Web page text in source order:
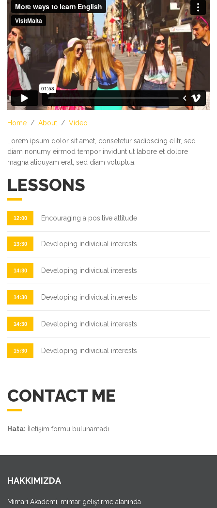
Home / About / Video
Lorem ipsum dolor sit amet, consetetur sadipscing elitr, sed
diam nonumy eirmod tempor invidunt ut labore et dolore
magna aliquyam erat, sed diam voluptua.
LESSONS
12:00 Encouraging a positive attitude
13:30 Developing individual interests
14:30 Developing individual interests
14:30 Developing individual interests
14:30 Developing individual interests
15:30 Developing individual interests
CONTACT ME
Hata: İletişim formu bulunamadı.
HAKKIMIZDA
Mimari Akademi, mimar geliştirme alanında